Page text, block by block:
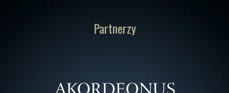
Partnerzy